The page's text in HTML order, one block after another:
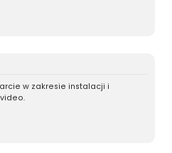
w zakresie instalacji i